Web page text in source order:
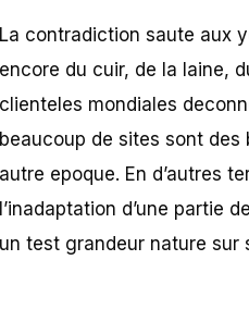
La contradiction saute aux
encore du cuir, de la laine,
clienteles mondiales
beaucoup de sites sont
autre epoque. En d’autres
l’inadaptation d’une partie
un test grandeur nature